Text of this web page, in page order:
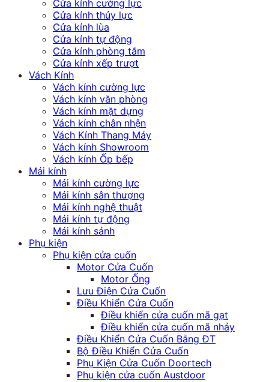
Cửa kính cường lực
Cửa kính thủy lực
Cửa kính lùa
Cửa kính tự động
Cửa kính phòng tắm
Cửa kính xếp trượt
Vách Kính
Vách kính cường lực
Vách kính văn phòng
Vách kính mặt dựng
Vách kính chân nhện
Vách Kính Thang Máy
Vách kính Showroom
Vách kính Ốp bếp
Mái kính
Mái kính cường lực
Mái kính sân thượng
Mái kính nghệ thuật
Mái kính tự động
Mái kính sảnh
Phụ kiện
Phụ kiện cửa cuốn
Motor Cửa Cuốn
Motor Ống
Lưu Điện Cửa Cuốn
Điều Khiển Cửa Cuốn
Điều khiển cửa cuốn mã gạt
Điều khiển cửa cuốn mã nhảy
Điều Khiển Cửa Cuốn Bằng ĐT
Bộ Điều Khiển Cửa Cuốn
Phụ Kiện Cửa Cuốn Doortech
Phụ kiện cửa cuốn Austdoor